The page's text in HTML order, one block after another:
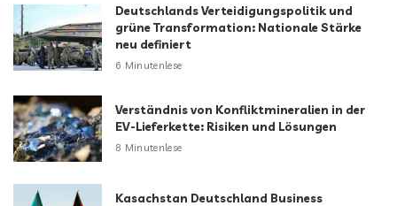
Deutschlands Verteidigungspolitik und
grüne Transformation: Nationale Stärke
neu definiert
6 Minutenlese
Verständnis von Konfliktmineralien in der
EV-Lieferkette: Risiken und Lösungen
8 Minutenlese
Kasachstan Deutschland Business